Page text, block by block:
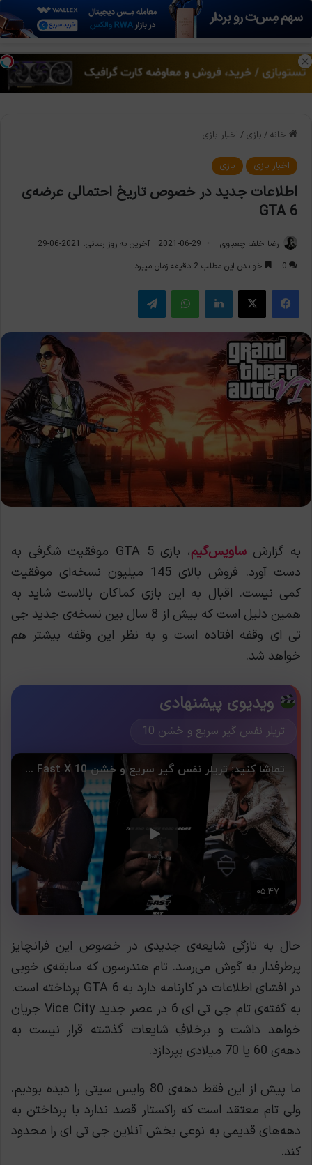
منو
خانه / بازی / اخبار بازی
اخبار بازی بازی
اطلاعات جدید در خصوص تاریخ احتمالی عرضه‌ی
GTA 6
رضا خلف چعباوی 2021-06-29
آخرین به روز رسانی: 2021-06-29
0
خواندن این مطلب 2 دقیقه زمان میبرد
فیس بوک X لینکدین واتس آپ تلگرام
به گزارشساویس‌گیم
، بازی GTA 5 موفقیت شگرفی به
دست آورد. فروش بالای 145 میلیون نسخه‌ای موفقیت
کمی نیست. اقبال به این بازی کماکان بالاست شاید به
همین دلیل است که بیش از 8 سال بین نسخه‌ی جدید جی
تی ای وقفه افتاده است و به نظر این وقفه بیشتر هم
خواهد شد.
ویدیوی پیشنهادی
تریلر نفس گیر سریع و خشن 10
حال به تازگی شایعه‌ی جدیدی در خصوص این فرانچایز
پرطرفدار به گوش می‌رسد. تام هندرسون که سابقه‌ی خوبی
در افشای اطلاعات در کارنامه دارد به GTA 6 پرداخته است.
به گفته‌ی تام جی تی ای 6 در عصر جدید Vice City جریان
خواهد داشت و برخلافِ شایعات گذشته قرار نیست به
دهه‌ی 60 یا 70 میلادی بپردازد.
ما پیش از این فقط دهه‌ی 80 وایس سیتی را دیده بودیم،
ولی تام معتقد است که راکستار قصد ندارد با پرداختن به
دهه‌های قدیمی به نوعی بخش آنلاین جی تی ای را محدود
کند.